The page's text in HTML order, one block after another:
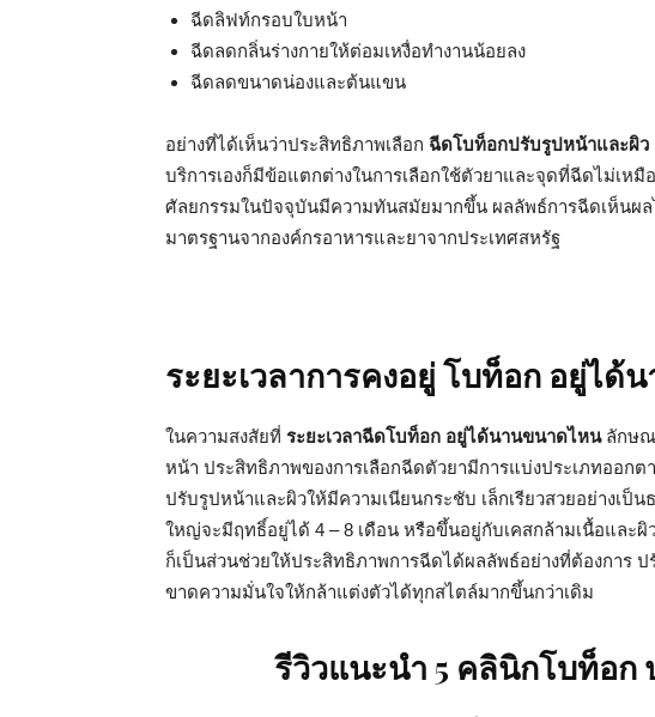
ฉีดลิฟท์กรอบใบหน้า
ฉีดลดกลิ่นร่างกายให้ต่อมเหงื่อทำงานน้อยลง
ฉีดลดขนาดน่องและต้นแขน
อย่างที่ได้เห็นว่าประสิทธิภาพเลือก ฉีดโบท็อกปรับรูปหน้าและผิว
บริการเองก็มีข้อแตกต่างในการเลือกใช้ตัวยาและจุดที่ฉีดไม่เห
ศัลยกรรมในปัจจุบันมีความทันสมัยมากขึ้น ผลลัพธ์การฉีดเห็นผ
มาตรฐานจากองค์กรอาหารและยาจากประเทศสหรัฐ
ระยะเวลาการคงอยู่ โบท็อก อยู่ได้
ในความสงสัยที่ ระยะเวลาฉีดโบท็อก อยู่ได้นานขนาดไหนลักษณ
หน้า ประสิทธิภาพของการเลือกฉีดตัวยามีการแบ่งประเภทออก
ปรับรูปหน้าและผิวให้มีความเนียนกระชับ เล็กเรียวสวยอย่างเป็
ใหญ่จะมีฤทธิ์อยู่ได้ 4 – 8 เดือน หรือขึ้นอยู่กับเคสกล้ามเนื้อและ
ก็เป็นส่วนช่วยให้ประสิทธิภาพการฉีดได้ผลลัพธ์อย่างที่ต้องการ
ขาดความมั่นใจให้กล้าแต่งตัวได้ทุกสไตล์มากขึ้นกว่าเดิม
รีวิวแนะนำ 5 คลินิกโบท็อก